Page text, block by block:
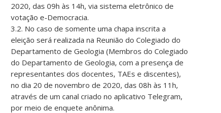
2020, das 09h às 14h, via sistema eletrônico de
votação e-Democracia.
3.2. No caso de somente uma chapa inscrita a
eleição será realizada na Reunião do Colegiado do
Departamento de Geologia (Membros do Colegiado
do Departamento de Geologia, com a presença de
representantes dos docentes, TAEs e discentes),
no dia 20 de novembro de 2020, das 08h às 11h,
através de um canal criado no aplicativo Telegram,
por meio de enquete anônima.